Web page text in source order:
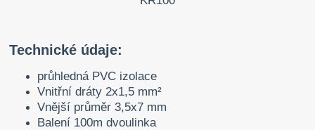
Technické údaje:
průhledná PVC izolace
Vnitřní dráty 2x1,5 mm²
Vnější průměr 3,5x7 mm
Balení 100m dvoulinka